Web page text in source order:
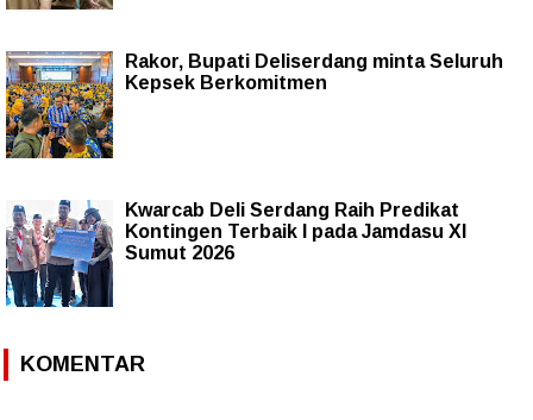
Rakor, Bupati Deliserdang minta Seluruh
Kepsek Berkomitmen
Kwarcab Deli Serdang Raih Predikat
Kontingen Terbaik I pada Jamdasu XI
Sumut 2026
KOMENTAR